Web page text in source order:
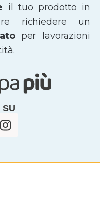
il tuo prodotto in
richiedere un
per lavorazioni
SU
I
n
a